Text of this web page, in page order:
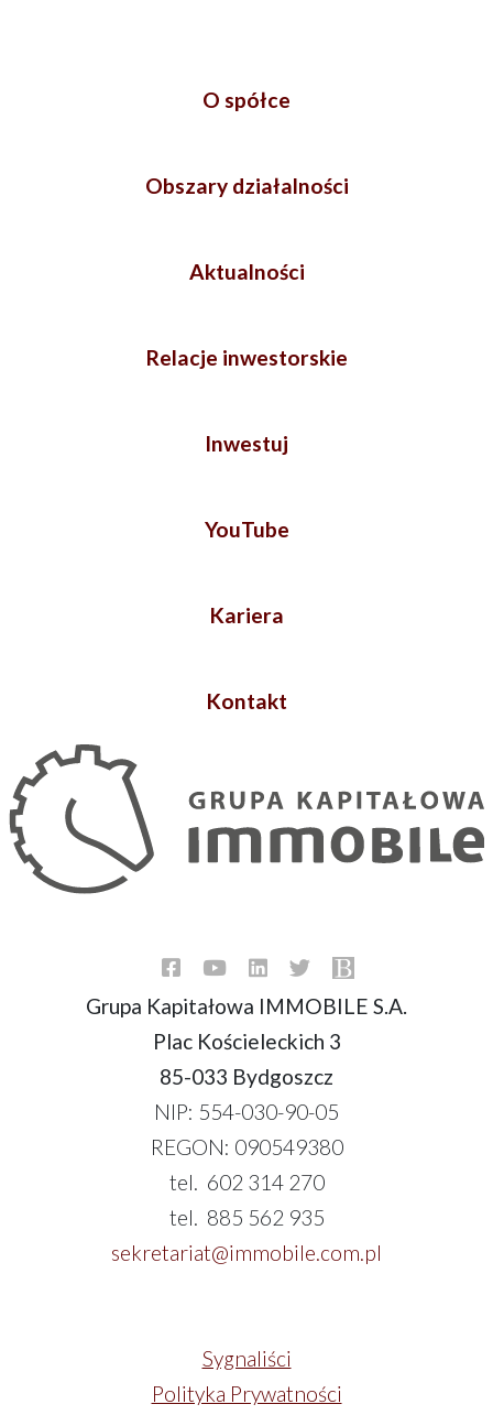
O spółce
Obszary działalności
Aktualności
Relacje inwestorskie
Inwestuj
YouTube
Kariera
Kontakt
Grupa Kapitałowa IMMOBILE S.A.
Plac Kościeleckich 3
85-033 Bydgoszcz
NIP: 554-030-90-05
REGON: 090549380
tel. 602 314 270
tel. 885 562 935
sekretariat@immobile.com.pl
Sygnaliści
Polityka Prywatności